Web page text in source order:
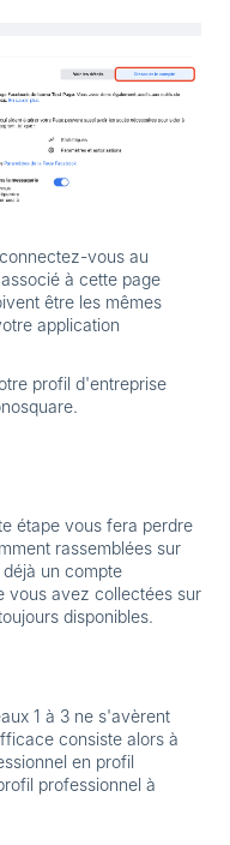
vous au
à cette page
être les mêmes
application
profil d'entreprise
étape vous fera perdre
rassemblées sur
un compte
vous avez collectées sur
disponibles.
1 à 3 ne s'avèrent
consiste alors à
en profil
professionnel à